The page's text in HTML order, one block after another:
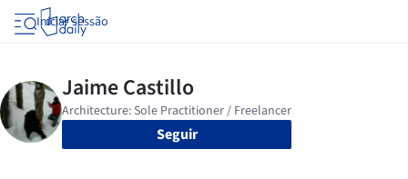
Iniciar sessão
Seguir